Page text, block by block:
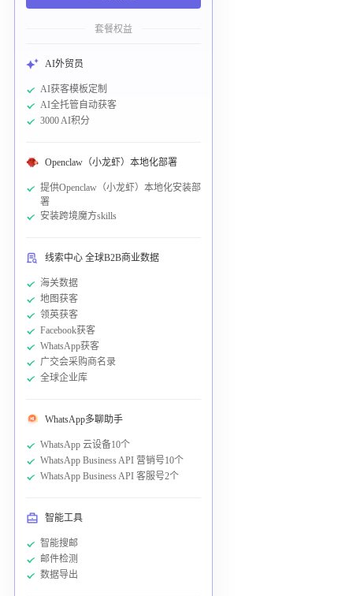
套餐权益
AI外贸员
AI获客模板定制
AI全托管自动获客
3000 AI积分
Openclaw（小龙虾）本地化部署
提供Openclaw（小龙虾）本地化安装部
署
安装跨境魔方skills
线索中心 全球B2B商业数据
海关数据
地图获客
领英获客
Facebook获客
WhatsApp获客
广交会采购商名录
全球企业库
WhatsApp多聊助手
WhatsApp 云设备10个
WhatsApp Business API 营销号10个
WhatsApp Business API 客服号2个
智能工具
智能搜邮
邮件检测
数据导出